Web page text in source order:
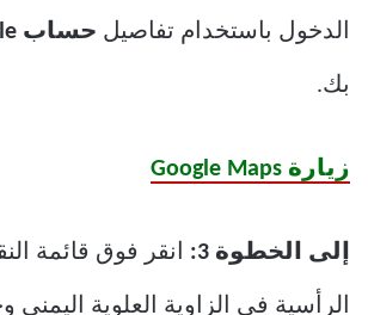
الدخول باستخدام تفاصيل حساب Google
بك.
زيارة Google Maps
إلى الخطوة 3: انقر فوق قائمة
الرأسية في الزاوية العلوية اليمنى